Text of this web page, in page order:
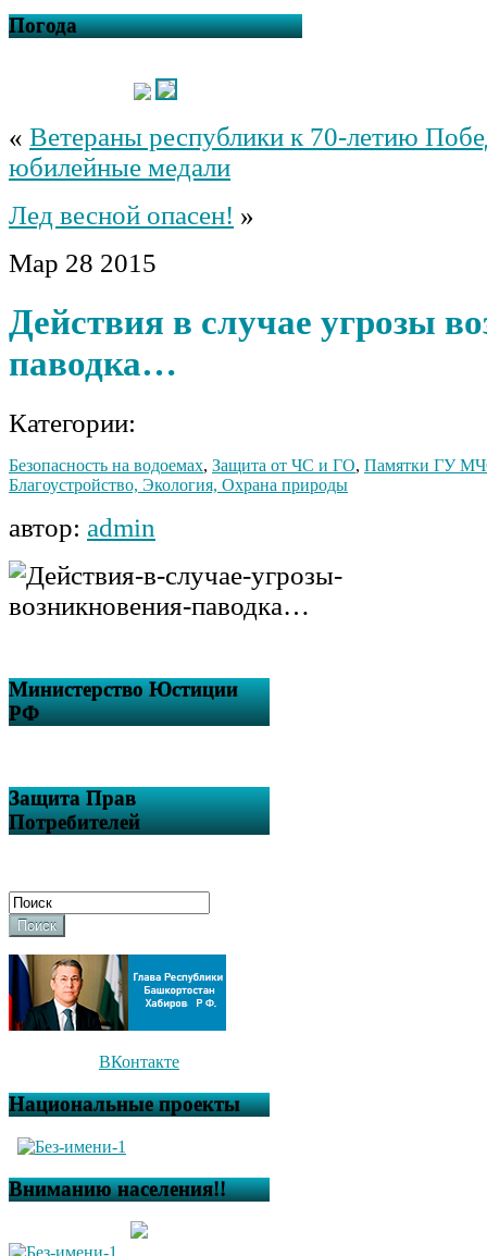
Погода
« Ветераны республики к 70-летию
юбилейные медали
Лед весной опасен! »
Мар 28 2015
Действия в случае угрозы
паводка…
Категории:
Безопасность на водоемах, Защита от ЧС и ГО, Памятки ГУ
Благоустройство, Экология, Охрана природы
автор: admin
Министерство Юстиции
РФ
Защита Прав
Потребителей
Поиск
ВКонтакте
Национальные проекты
Вниманию населения!!